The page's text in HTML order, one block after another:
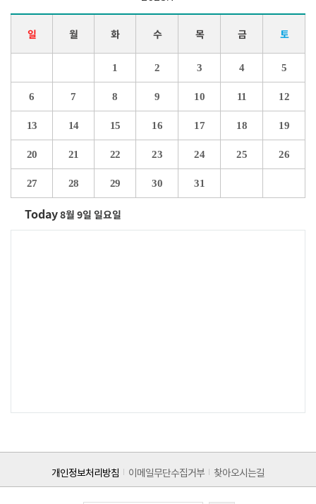
일 월 화 수 목 금 토
1 2 3 4 5
6 7 8 9 10 11 12
13 14 15 16 17 18 19
20 21 22 23 24 25 26
27 28 29 30 31
Today8월 9일 일요일
개인정보처리방침 이메일무단수집거부 찾아오시는길